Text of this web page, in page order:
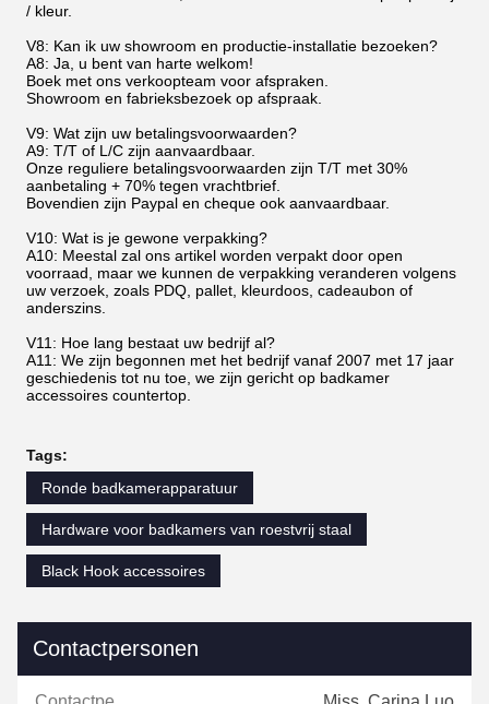
/ kleur.
V8: Kan ik uw showroom en productie-installatie bezoeken?
A8: Ja, u bent van harte welkom!
Boek met ons verkoopteam voor afspraken.
Showroom en fabrieksbezoek op afspraak.
V9: Wat zijn uw betalingsvoorwaarden?
A9: T/T of L/C zijn aanvaardbaar.
Onze reguliere betalingsvoorwaarden zijn T/T met 30%
aanbetaling + 70% tegen vrachtbrief.
Bovendien zijn Paypal en cheque ook aanvaardbaar.
V10: Wat is je gewone verpakking?
A10: Meestal zal ons artikel worden verpakt door open
voorraad, maar we kunnen de verpakking veranderen volgens
uw verzoek, zoals PDQ, pallet, kleurdoos, cadeaubon of
anderszins.
V11: Hoe lang bestaat uw bedrijf al?
A11: We zijn begonnen met het bedrijf vanaf 2007 met 17 jaar
geschiedenis tot nu toe, we zijn gericht op badkamer
accessoires countertop.
Tags:
Ronde badkamerapparatuur
Hardware voor badkamers van roestvrij staal
Black Hook accessoires
Contactpersonen